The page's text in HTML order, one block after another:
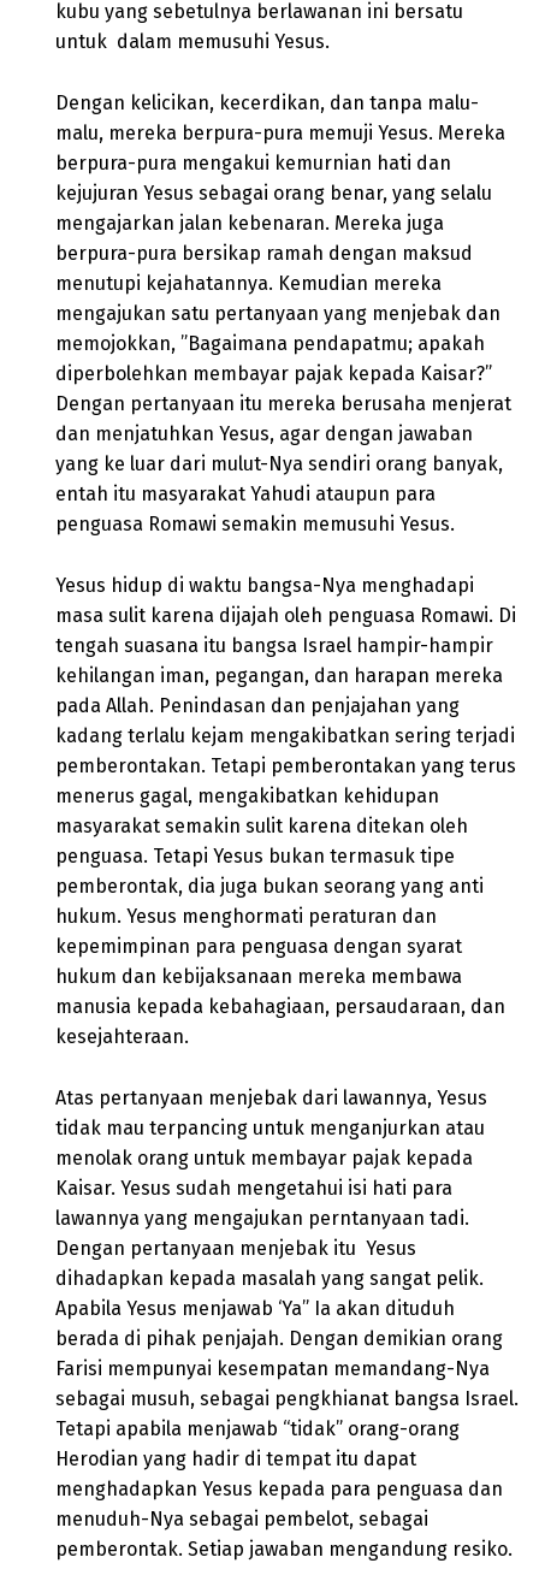
kubu yang sebetulnya berlawanan ini bersatu
untuk dalam memusuhi Yesus.
Dengan kelicikan, kecerdikan, dan tanpa malu-
malu, mereka berpura-pura memuji Yesus. Mereka
berpura-pura mengakui kemurnian hati dan
kejujuran Yesus sebagai orang benar, yang selalu
mengajarkan jalan kebenaran. Mereka juga
berpura-pura bersikap ramah dengan maksud
menutupi kejahatannya. Kemudian mereka
mengajukan satu pertanyaan yang menjebak dan
memojokkan, ”Bagaimana pendapatmu; apakah
diperbolehkan membayar pajak kepada Kaisar?”
Dengan pertanyaan itu mereka berusaha menjerat
dan menjatuhkan Yesus, agar dengan jawaban
yang ke luar dari mulut-Nya sendiri orang banyak,
entah itu masyarakat Yahudi ataupun para
penguasa Romawi semakin memusuhi Yesus.
Yesus hidup di waktu bangsa-Nya menghadapi
masa sulit karena dijajah oleh penguasa Romawi. Di
tengah suasana itu bangsa Israel hampir-hampir
kehilangan iman, pegangan, dan harapan mereka
pada Allah. Penindasan dan penjajahan yang
kadang terlalu kejam mengakibatkan sering terjadi
pemberontakan. Tetapi pemberontakan yang terus
menerus gagal, mengakibatkan kehidupan
masyarakat semakin sulit karena ditekan oleh
penguasa. Tetapi Yesus bukan termasuk tipe
pemberontak, dia juga bukan seorang yang anti
hukum. Yesus menghormati peraturan dan
kepemimpinan para penguasa dengan syarat
hukum dan kebijaksanaan mereka membawa
manusia kepada kebahagiaan, persaudaraan, dan
kesejahteraan.
Atas pertanyaan menjebak dari lawannya, Yesus
tidak mau terpancing untuk menganjurkan atau
menolak orang untuk membayar pajak kepada
Kaisar. Yesus sudah mengetahui isi hati para
lawannya yang mengajukan perntanyaan tadi.
Dengan pertanyaan menjebak itu Yesus
dihadapkan kepada masalah yang sangat pelik.
Apabila Yesus menjawab ‘Ya” Ia akan dituduh
berada di pihak penjajah. Dengan demikian orang
Farisi mempunyai kesempatan memandang-Nya
sebagai musuh, sebagai pengkhianat bangsa Israel.
Tetapi apabila menjawab “tidak” orang-orang
Herodian yang hadir di tempat itu dapat
menghadapkan Yesus kepada para penguasa dan
menuduh-Nya sebagai pembelot, sebagai
pemberontak. Setiap jawaban mengandung resiko.